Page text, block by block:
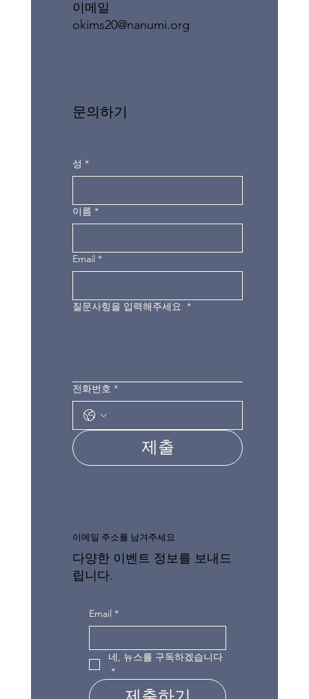
이메일
okims20@nanumi.org
이메일 주소를 남겨주세요
다양한 이벤트 정보를 보내드
립니다.
Email *
네, 뉴스를 구독하겠습니다
*
문의하기
성 *
이름 *
Email *
질문사힝을 입력해주세요 *
전화번호 *
제출